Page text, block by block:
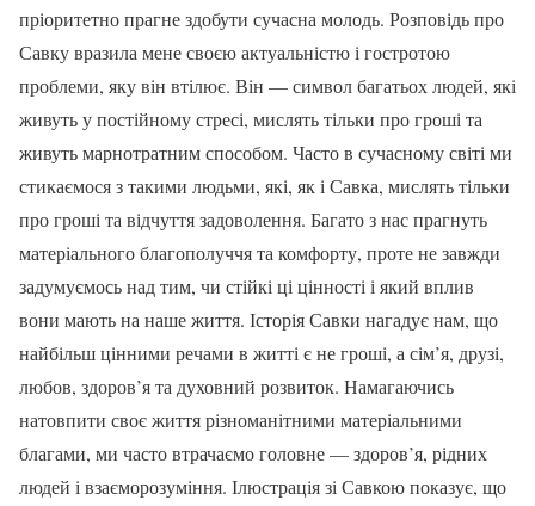
пріоритетно прагне здобути сучасна молодь. Розповідь про
Савку вразила мене своєю актуальністю і гостротою
проблеми, яку він втілює. Він — символ багатьох людей, які
живуть у постійному стресі, мислять тільки про гроші та
живуть марнотратним способом. Часто в сучасному світі ми
стикаємося з такими людьми, які, як і Савка, мислять тільки
про гроші та відчуття задоволення. Багато з нас прагнуть
матеріального благополуччя та комфорту, проте не завжди
задумуємось над тим, чи стійкі ці цінності і який вплив
вони мають на наше життя. Історія Савки нагадує нам, що
найбільш цінними речами в житті є не гроші, а сім’я, друзі,
любов, здоров’я та духовний розвиток. Намагаючись
натовпити своє життя різноманітними матеріальними
благами, ми часто втрачаємо головне — здоров’я, рідних
людей і взаєморозуміння. Ілюстрація зі Савкою показує, що